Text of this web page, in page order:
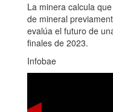
La minera calcula
de mineral
evalúa el futuro de
finales de 2023.
Infobae